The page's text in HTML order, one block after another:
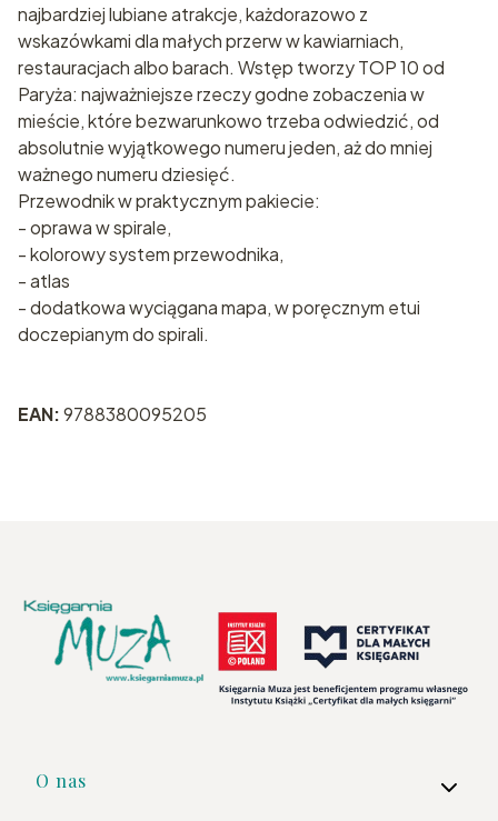
najbardziej lubiane atrakcje, każdorazowo z
wskazówkami dla małych przerw w kawiarniach,
restauracjach albo barach. Wstęp tworzy TOP 10 od
Paryża: najważniejsze rzeczy godne zobaczenia w
mieście, które bezwarunkowo trzeba odwiedzić, od
absolutnie wyjątkowego numeru jeden, aż do mniej
ważnego numeru dziesięć.
Przewodnik w praktycznym pakiecie:
- oprawa w spirale,
- kolorowy system przewodnika,
- atlas
- dodatkowa wyciągana mapa, w poręcznym etui
doczepianym do spirali.
EAN:9788380095205
Linki w stopce
O nas